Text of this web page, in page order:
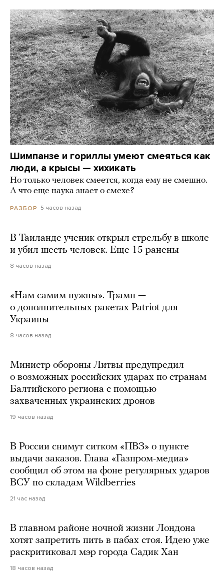
Шимпанзе и гориллы умеют смеяться как
люди, а крысы — хихикать
Но только человек смеется, когда ему не смешно.
А что еще наука знает о смехе?
РАЗБОР 5 часов назад
В Таиланде ученик открыл стрельбу в школе
и убил шесть человек. Еще 15 ранены
8 часов назад
«Нам самим нужны». Трамп —
о дополнительных ракетах Patriot для
Украины
8 часов назад
Министр обороны Литвы предупредил
о возможных российских ударах по странам
Балтийского региона с помощью
захваченных украинских дронов
19 часов назад
В России снимут ситком «ПВЗ» о пункте
выдачи заказов. Глава «Газпром-медиа»
сообщил об этом на фоне регулярных ударов
ВСУ по складам Wildberries
21 час назад
В главном районе ночной жизни Лондона
хотят запретить пить в пабах стоя. Идею уже
раскритиковал мэр города Садик Хан
18 часов назад